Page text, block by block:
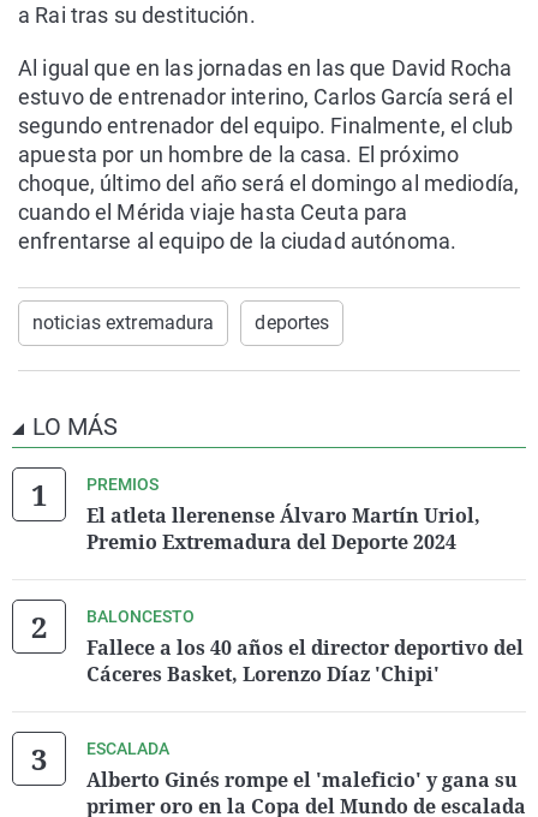
a Rai tras su destitución.
Al igual que en las jornadas en las que David Rocha
estuvo de entrenador interino, Carlos García será el
segundo entrenador del equipo. Finalmente, el club
apuesta por un hombre de la casa. El próximo
choque, último del año será el domingo al mediodía,
cuando el Mérida viaje hasta Ceuta para
enfrentarse al equipo de la ciudad autónoma.
noticias extremadura deportes
LO MÁS
PREMIOS
El atleta llerenense Álvaro Martín Uriol,
Premio Extremadura del Deporte 2024
BALONCESTO
Fallece a los 40 años el director deportivo del
Cáceres Basket, Lorenzo Díaz 'Chipi'
ESCALADA
Alberto Ginés rompe el 'maleficio' y gana su
primer oro en la Copa del Mundo de escalada